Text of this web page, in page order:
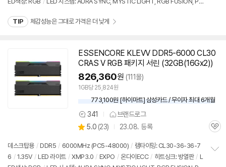
TIP 체감성능은 그대로 가격은 더 낮게
ESSENCORE KLEVV DDR5-6000 CL30
CRAS V RGB 패키지 서린 (32GB(16Gx2))
826,360원 (111몰)
1GB당 25,824원
773,100원 [하이마트] 삼성카드 / 무이자 최대 6개월
상
품
견
341 브랜드로그
별
점
5.0 (상
리
뷰
23) 23.08. 등록
관
데스크탑용 / DDR5 / 6000MHz (PC5-48000) / 램타이밍: CL30-36-36-7
6 / 1.35V / LED 라이트 / XMP3.0 / EXPO / 온다이ECC / 히트싱크: 방열판 / L